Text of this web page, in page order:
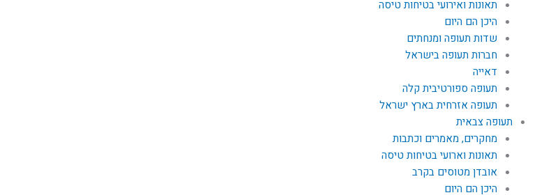
תאונות ואירועי בטיחות טיסה
היכן הם היום
שדות תעופה ומנחתים
חברות תעופה בישראל
דאייה
תעופה ספורטיבית קלה
תעופה אזרחית בארץ ישראל
תעופה צבאית
מחקרים, מאמרים וכתבות
תאונות וארועי בטיחות טיסה
אובדן מטוסים בקרב
היכן הם היום